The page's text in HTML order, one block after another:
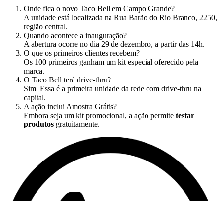
Onde fica o novo Taco Bell em Campo Grande?
A unidade está localizada na Rua Barão do Rio Branco, 2250,
região central.
Quando acontece a inauguração?
A abertura ocorre no dia 29 de dezembro, a partir das 14h.
O que os primeiros clientes recebem?
Os 100 primeiros ganham um kit especial oferecido pela
marca.
O Taco Bell terá drive-thru?
Sim. Essa é a primeira unidade da rede com drive-thru na
capital.
A ação inclui Amostra Grátis?
Embora seja um kit promocional, a ação permite testar
produtos gratuitamente.